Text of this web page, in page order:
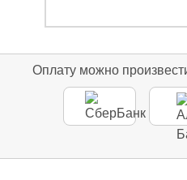
Оплату можно